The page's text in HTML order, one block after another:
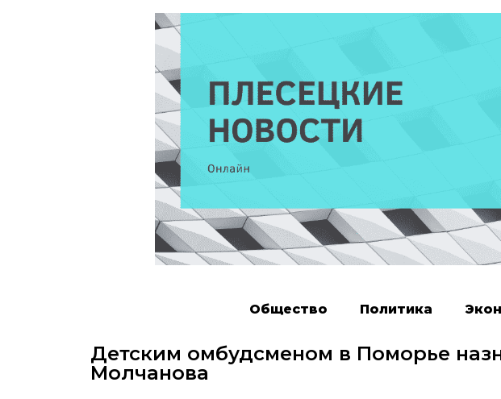
Общество Политика
Детским омбудсменом в Поморье
Молчанова